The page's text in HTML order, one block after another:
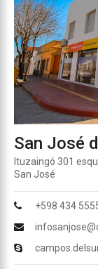
San José
Ituzaingó 301
San José
+598 434